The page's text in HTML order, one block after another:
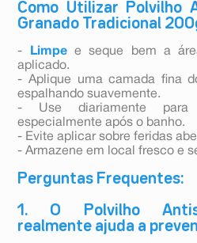
Como Utilizar Polvilho
Granado Tradicional
- Limpee seque bem a
aplicado.
- Aplique uma camada fina
espalhando suavemente.
- Use diariamente para
especialmente após o banho.
- Evite aplicar sobre feridas
- Armazene em local fresco e
Perguntas Frequentes:
1. O Polvilho
realmente ajuda a